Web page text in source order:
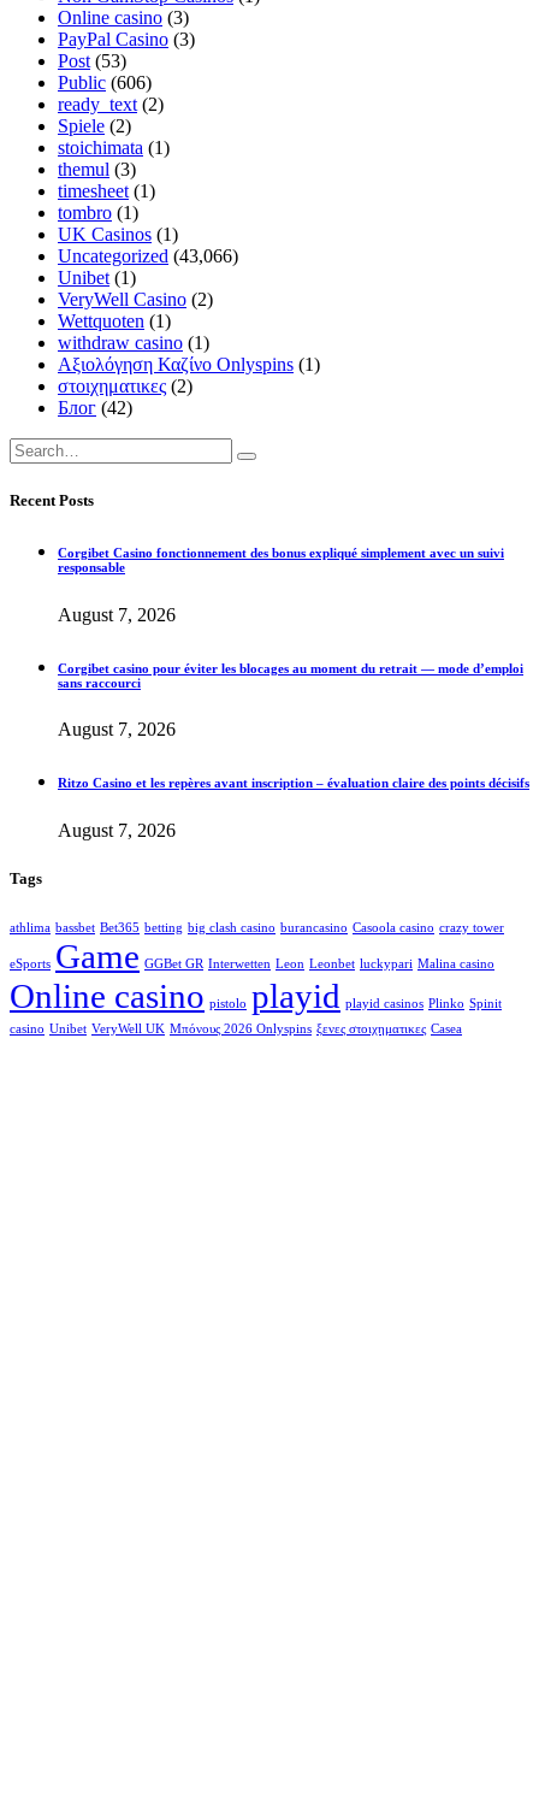
Online casino (3)
PayPal Casino (3)
Post (53)
Public (606)
ready_text (2)
Spiele (2)
stoichimata (1)
themul (3)
timesheet (1)
tombro (1)
UK Casinos (1)
Uncategorized (43,066)
Unibet (1)
VeryWell Casino (2)
Wettquoten (1)
withdraw casino (1)
Αξιολόγηση Καζίνο Onlyspins (1)
στοιχηματικες (2)
Блог (42)
Recent Posts
Corgibet Casino fonctionnement des bonus expliqué simplement avec un suivi
responsable
August 7, 2026
Corgibet casino pour éviter les blocages au moment du retrait — mode d’emploi
sans raccourci
August 7, 2026
Ritzo Casino et les repères avant inscription – évaluation claire des points décisifs
August 7, 2026
Tags
athlima bassbet Bet365 betting big clash casino burancasino Casoola casino crazy tower
eSports Game GGBet GR Interwetten Leon Leonbet luckypari Malina casino
Online casino pistolo playid playid casinos Plinko Spinit
casino Unibet VeryWell UK Μπόνους 2026 Onlyspins ξενες στοιχηματικες Сasea